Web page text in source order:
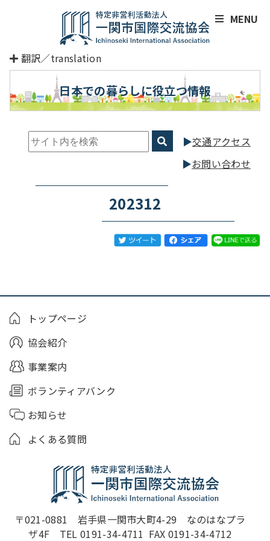
翻訳／translation
日本での暮らしに役立つ情報
交通アクセス
お問い合わせ
MENU
202312
トップページ
協会紹介
事業案内
ボランティアバンク
お知らせ
よくある質問
〒021-0881　岩手県一関市大町4-29　なのはなプラ
ザ4F　TEL 0191-34-4711  FAX 0191-34-4712